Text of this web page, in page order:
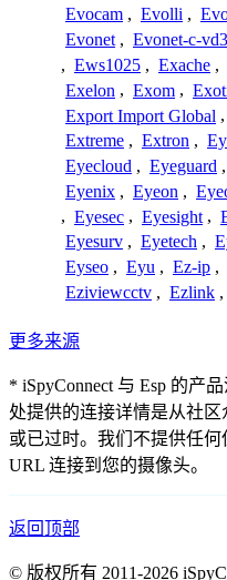
Evocam , Evolli ,
Evonet , Evonet-c-
, Ews1025 , Exache ,
Exelon , Exom ,
Export Import Global ,
Extreme , Extron ,
Eyecloud , Eyeguard ,
Eyenix , Eyeon ,
, Eyesec , Eyesight ,
Eyesurv , Eyetech ,
Eyseo , Eyu , Ez-ip ,
Eziviewcctv , Ezlink ,
更多来源
* iSpyConnect 与 Esp 的产
处提供的连接详情是从社
或已过时。我们不提供任
URL 连接到您的摄像头。
返回顶部
© 版权所有 2011-2026